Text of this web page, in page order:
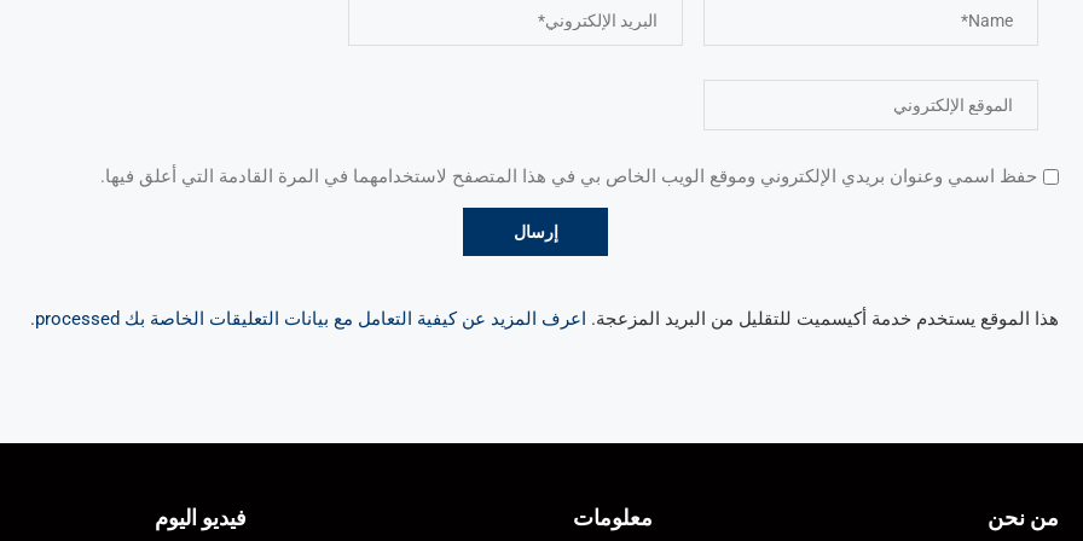
حفظ اسمي وعنوان بريدي الإلكتروني وموقع الويب الخاص بي في هذا المتصفح لاستخدامهما في المرة القادمة التي أعلق فيها.
هذا الموقع يستخدم خدمة أكيسميت للتقليل من البريد المزعجة. اعرف المزيد عن كيفية التعامل مع بيانات التعليقات الخاصة بك processed .
من نحن معلومات فيديو اليوم